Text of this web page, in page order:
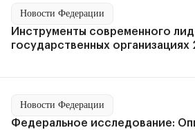
Новости Федерации
Инструменты современного
государственных организациях
Новости Федерации
Федеральное исследование: